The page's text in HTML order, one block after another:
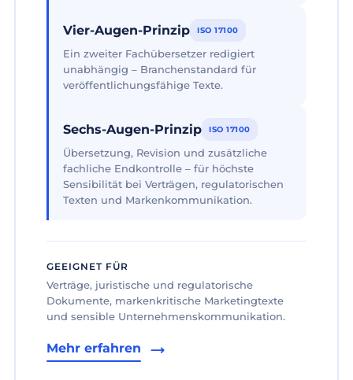
Vier-Augen-Prinzip ISO 17100
Ein zweiter Fachübersetzer redigiert
unabhängig – Branchenstandard für
veröffentlichungsfähige Texte.
Sechs-Augen-Prinzip ISO 17100
Übersetzung, Revision und zusätzliche
fachliche Endkontrolle – für höchste
Sensibilität bei Verträgen, regulatorischen
Texten und Markenkommunikation.
GEEIGNET FÜR
Verträge, juristische und regulatorische
Dokumente, markenkritische Marketingtexte
und sensible Unternehmenskommunikation.
Mehr erfahren